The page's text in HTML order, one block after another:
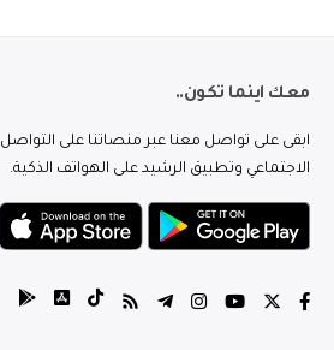
معك اينما تكون..
ابقى على تواصل معنا عبر منصاتنا على التواصل
الاجتماعي وتطبيق الرشيد على الهواتف الذكية.